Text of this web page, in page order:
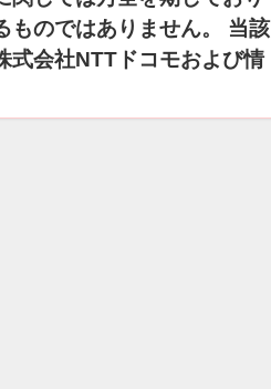
ものではありません。 当該
式会社NTTドコモおよび情